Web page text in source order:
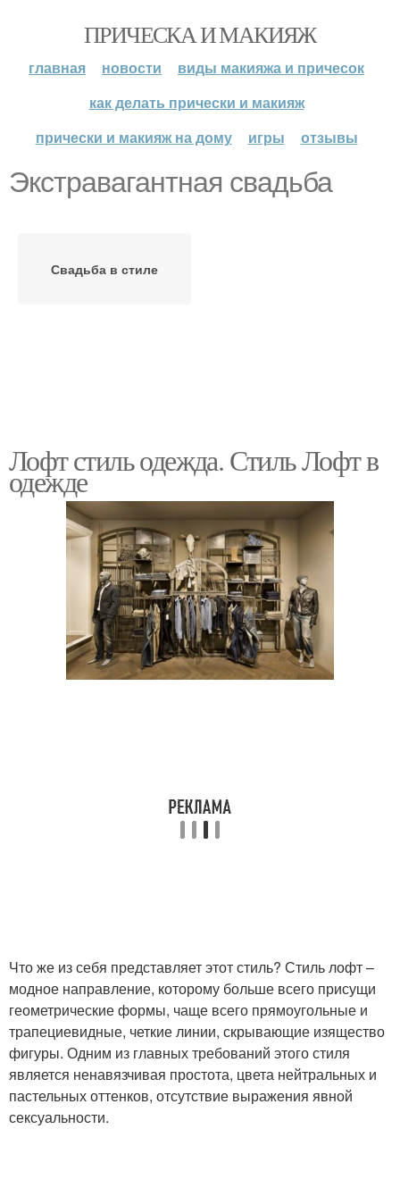
ПРИЧЕСКА И МАКИЯЖ
главная новости
виды макияжа и причесок
как делать прически и макияж
прически и макияж на дому
игры отзывы
Экстравагантная свадьба
Свадьба в стиле
Лофт стиль одежда. Стиль Лофт в
одежде
Что же из себя представляет этот стиль? Стиль лофт –
модное направление, которому больше всего присущи
геометрические формы, чаще всего прямоугольные и
трапециевидные, четкие линии, скрывающие изящество
фигуры. Одним из главных требований этого стиля
является ненавязчивая простота, цвета нейтральных и
пастельных оттенков, отсутствие выражения явной
сексуальности.